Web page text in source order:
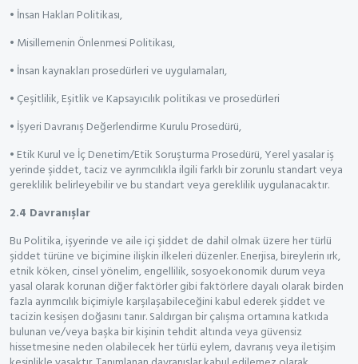
• İnsan Hakları Politikası,
• Misillemenin Önlenmesi Politikası,
• İnsan kaynakları prosedürleri ve uygulamaları,
• Çeşitlilik, Eşitlik ve Kapsayıcılık politikası ve prosedürleri
• İşyeri Davranış Değerlendirme Kurulu Prosedürü,
• Etik Kurul ve İç Denetim/Etik Soruşturma Prosedürü, Yerel yasalar iş
yerinde şiddet, taciz ve ayrımcılıkla ilgili farklı bir zorunlu standart veya
gereklilik belirleyebilir ve bu standart veya gereklilik uygulanacaktır.
2.4 Davranışlar
Bu Politika, işyerinde ve aile içi şiddet de dahil olmak üzere her türlü
şiddet türüne ve biçimine ilişkin ilkeleri düzenler. Enerjisa, bireylerin ırk,
etnik köken, cinsel yönelim, engellilik, sosyoekonomik durum veya
yasal olarak korunan diğer faktörler gibi faktörlere dayalı olarak birden
fazla ayrımcılık biçimiyle karşılaşabileceğini kabul ederek şiddet ve
tacizin kesişen doğasını tanır. Saldırgan bir çalışma ortamına katkıda
bulunan ve/veya başka bir kişinin tehdit altında veya güvensiz
hissetmesine neden olabilecek her türlü eylem, davranış veya iletişim